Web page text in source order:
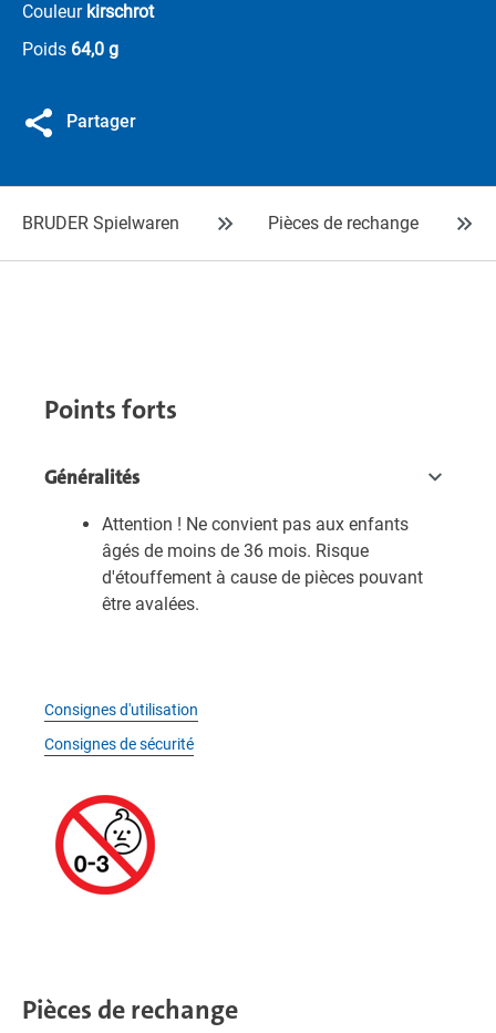
Couleur kirschrot
Poids 64,0 g
Partager
BRUDER Spielwaren Pièces de rechange
Points forts
Généralités
Attention ! Ne convient pas aux enfants
âgés de moins de 36 mois. Risque
d'étouffement à cause de pièces pouvant
être avalées.
Consignes d'utilisation
Consignes de sécurité
Pièces de rechange